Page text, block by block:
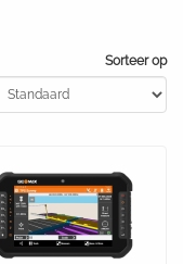
Sorteer op